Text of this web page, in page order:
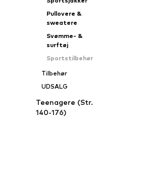
Pullovere &
sweatere
Svømme- &
surftøj
Sportstilbehør
Tilbehør
UDSALG
Teenagere (Str.
140-176)